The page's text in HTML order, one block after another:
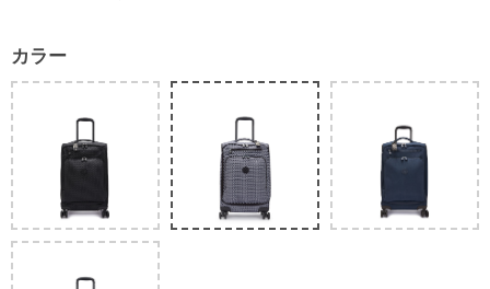
カラー